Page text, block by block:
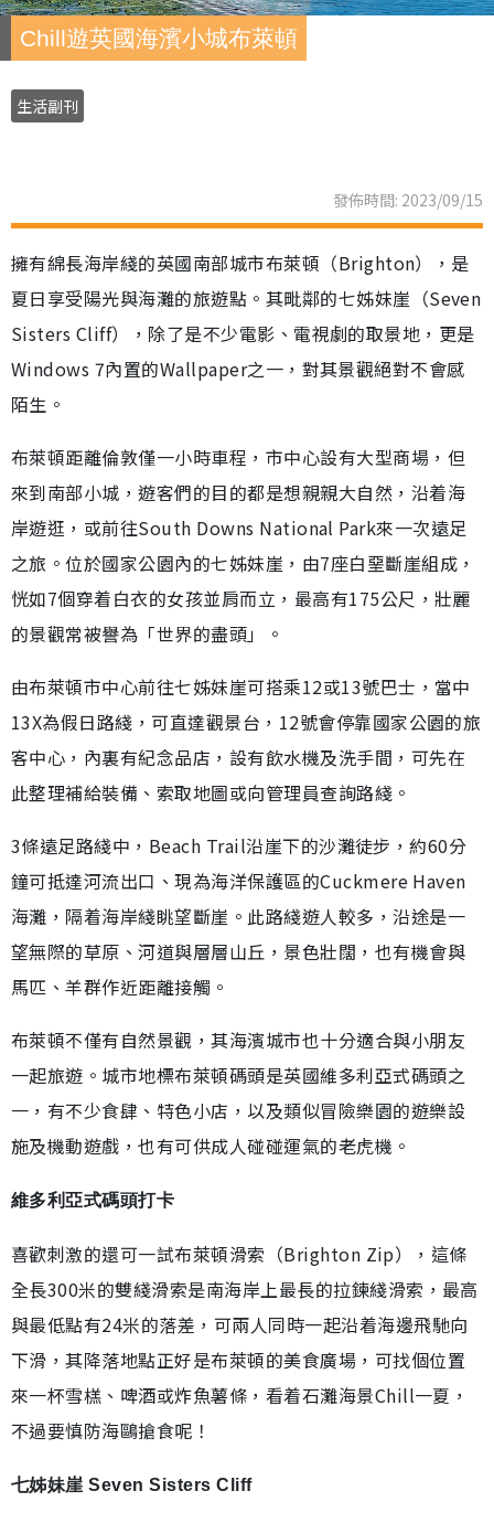
Chill遊英國海濱小城布萊頓
生活副刊
發佈時間: 2023/09/15
擁有綿長海岸綫的英國南部城市布萊頓（Brighton），是
夏日享受陽光與海灘的旅遊點。其毗鄰的七姊妹崖（Seven
Sisters Cliff），除了是不少電影、電視劇的取景地，更是
Windows 7內置的Wallpaper之一，對其景觀絕對不會感
陌生。
布萊頓距離倫敦僅一小時車程，市中心設有大型商場，但
來到南部小城，遊客們的目的都是想親親大自然，沿着海
岸遊逛，或前往South Downs National Park來一次遠足
之旅。位於國家公園內的七姊妹崖，由7座白堊斷崖組成，
恍如7個穿着白衣的女孩並肩而立，最高有175公尺，壯麗
的景觀常被譽為「世界的盡頭」。
由布萊頓市中心前往七姊妹崖可搭乘12或13號巴士，當中
13X為假日路綫，可直達觀景台，12號會停靠國家公園的旅
客中心，內裏有紀念品店，設有飲水機及洗手間，可先在
此整理補給裝備、索取地圖或向管理員查詢路綫。
3條遠足路綫中，Beach Trail沿崖下的沙灘徒步，約60分
鐘可抵達河流出口、現為海洋保護區的Cuckmere Haven
海灘，隔着海岸綫眺望斷崖。此路綫遊人較多，沿途是一
望無際的草原、河道與層層山丘，景色壯闊，也有機會與
馬匹、羊群作近距離接觸。
布萊頓不僅有自然景觀，其海濱城市也十分適合與小朋友
一起旅遊。城市地標布萊頓碼頭是英國維多利亞式碼頭之
一，有不少食肆、特色小店，以及類似冒險樂園的遊樂設
施及機動遊戲，也有可供成人碰碰運氣的老虎機。
維多利亞式碼頭打卡
喜歡刺激的還可一試布萊頓滑索（Brighton Zip），這條
全長300米的雙綫滑索是南海岸上最長的拉鍊綫滑索，最高
與最低點有24米的落差，可兩人同時一起沿着海邊飛馳向
下滑，其降落地點正好是布萊頓的美食廣場，可找個位置
來一杯雪榚、啤酒或炸魚薯條，看着石灘海景Chill一夏，
不過要慎防海鷗搶食呢！
七姊妹崖 Seven Sisters Cliff